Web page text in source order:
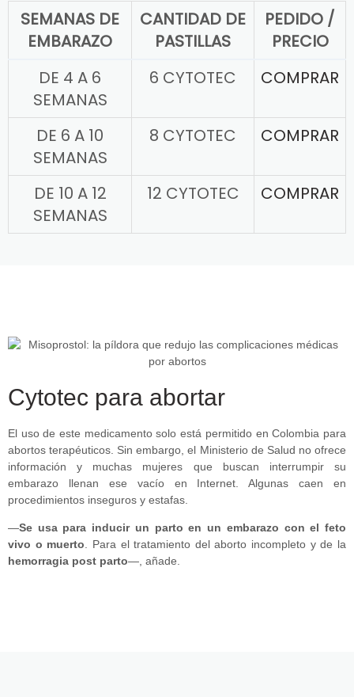
SEMANAS DE
EMBARAZO
CANTIDAD DE
PASTILLAS
PEDIDO /
PRECIO
DE 4 A 6
SEMANAS
6 CYTOTEC COMPRAR
DE 6 A 10
SEMANAS
8 CYTOTEC COMPRAR
DE 10 A 12
SEMANAS
12 CYTOTEC COMPRAR
Cytotec para abortar
El uso de este medicamento solo está permitido en Colombia para
abortos terapéuticos. Sin embargo, el Ministerio de Salud no ofrece
información y muchas mujeres que buscan interrumpir su
embarazo llenan ese vacío en Internet. Algunas caen en
procedimientos inseguros y estafas.
—Se usa para inducir un parto en un embarazo con el feto
vivo o muerto . Para el tratamiento del aborto incompleto y de la
hemorragia post parto—, añade.